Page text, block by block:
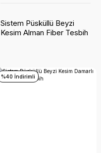
Sistem Püsküllü Beyzi
Kesim Alman Fiber Tesbih
%40 İndirimli